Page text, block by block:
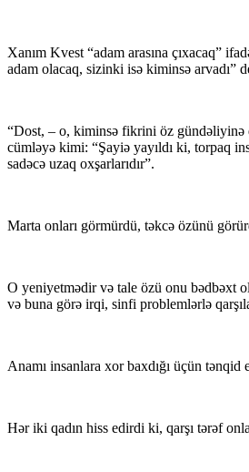
Xanım Kvest “adam arasına çıxacaq”
adam olacaq, sizinki isə kiminsə arvadı”
“Dost, – o, kiminsə fikrini öz gündəliyinə
cümləyə kimi: “Şayiə yayıldı ki, torpaq
sadəcə uzaq oxşarlarıdır”.
Marta onları görmürdü, təkcə özünü
O yeniyetmədir və tale özü onu bədbəxt
və buna görə irqi, sinfi problemlərlə
Anamı insanlara xor baxdığı üçün tənqid
Hər iki qadın hiss edirdi ki, qarşı tərəf